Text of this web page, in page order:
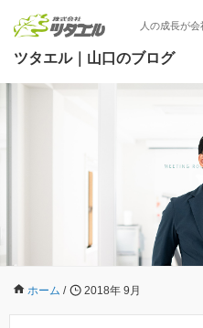
人の成長が会
ツタエル｜山口のブログ
ホーム / 2018年 9月